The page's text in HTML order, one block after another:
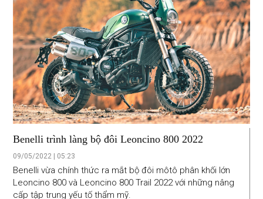
Benelli trình làng bộ đôi Leoncino 800 2022
09/05/2022 | 05:23
Benelli vừa chính thức ra mắt bộ đôi môtô phân khối lớn
Leoncino 800 và Leoncino 800 Trail 2022 với những nâng
cấp tập trung yếu tố thẩm mỹ.